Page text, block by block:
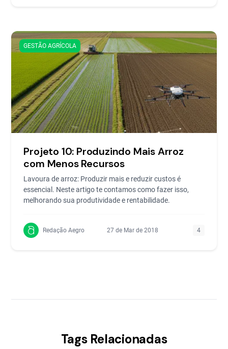
GESTÃO AGRÍCOLA
Projeto 10: Produzindo Mais Arroz
com Menos Recursos
Lavoura de arroz: Produzir mais e reduzir custos é
essencial. Neste artigo te contamos como fazer isso,
melhorando sua produtividade e rentabilidade.
Redação Aegro 27 de Mar de 2018 4
Tags Relacionadas